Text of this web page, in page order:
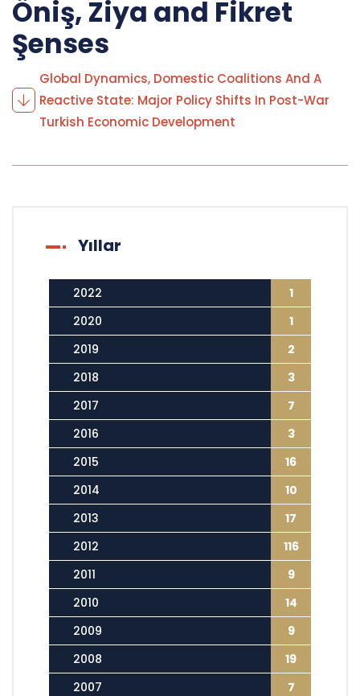
Öniş, Ziya and Fikret
Şenses
Global Dynamics, Domestic Coalitions And A
Reactive State: Major Policy Shifts In Post-War
Turkish Economic Development
Yıllar
2022
1
2020
1
2019
2
2018
3
2017
7
2016
3
2015
16
2014
10
2013
17
2012
116
2011
9
2010
14
2009
9
2008
19
2007
7